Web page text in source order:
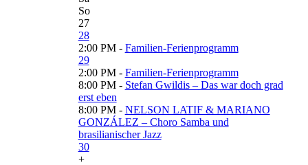
So
27
28
2:00 PM - Familien-Ferienprogramm
29
2:00 PM - Familien-Ferienprogramm
8:00 PM - Stefan Gwildis – Das war doch grad
erst eben
8:00 PM - NELSON LATIF & MARIANO
GONZÁLEZ – Choro Samba und
brasilianischer Jazz
30
+